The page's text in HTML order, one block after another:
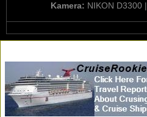
Kamera: NIKON D3300 |